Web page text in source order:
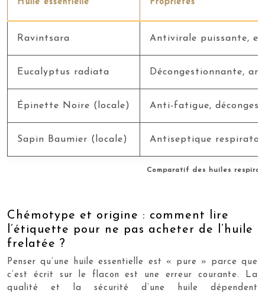
Comparatif des huiles
Huile essentielle Propriétés
Ravintsara Antivirale puissante,
Eucalyptus radiata Décongestionnante,
Épinette Noire (locale) Anti-fatigue,
Sapin Baumier (locale) Antiseptique
Chémotype et origine : comment lire
l’étiquette pour ne pas acheter de l’huile
frelatée ?
Penser qu’une huile essentielle est « pure » parce que
c’est écrit sur le flacon est une erreur courante. La
qualité et la sécurité d’une huile dépendent